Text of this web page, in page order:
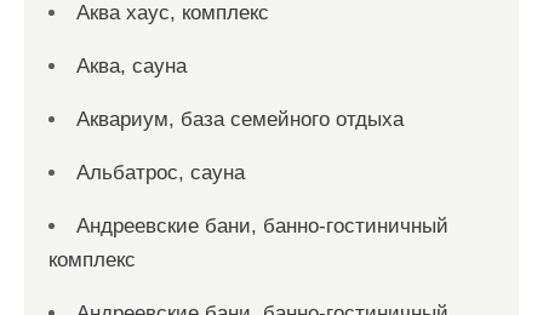
Аква хаус, комплекс
Аква, сауна
Аквариум, база семейного отдыха
Альбатрос, сауна
Андреевские бани, банно-гостиничный
комплекс